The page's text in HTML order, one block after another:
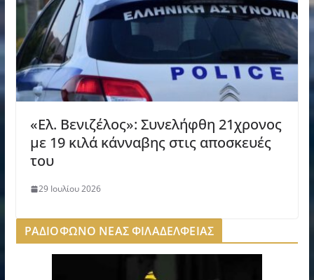
«Ελ. Βενιζέλος»: Συνελήφθη 21χρονος
με 19 κιλά κάνναβης στις αποσκευές
του
29 Ιουλίου 2026
ΡΑΔΙΟΦΩΝΟ ΝΕΑΣ ΦΙΛΑΔΕΛΦΕΙΑΣ